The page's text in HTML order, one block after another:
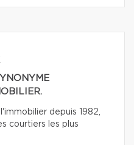
depuis 1982,
courtiers les plus